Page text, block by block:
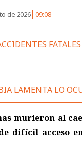
de 2026 09:08
LAMENTA LO
murieron al
difícil acceso